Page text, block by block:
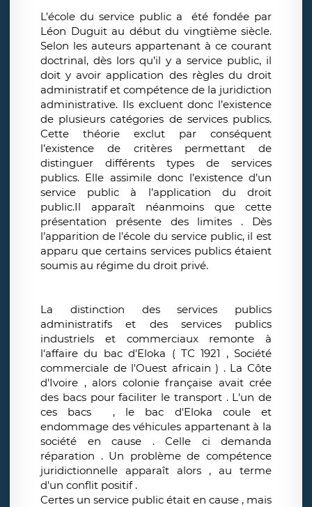
L’école du service public a été fondée par
Léon Duguit au début du vingtième siècle.
Selon les auteurs appartenant à ce courant
doctrinal, dès lors qu’il y a service public, il
doit y avoir application des règles du droit
administratif et compétence de la juridiction
administrative. Ils excluent donc l’existence
de plusieurs catégories de services publics.
Cette théorie exclut par conséquent
l’existence de critères permettant de
distinguer différents types de services
publics. Elle assimile donc l’existence d’un
service public à l’application du droit
public.Il apparaît néanmoins que cette
présentation présente des limites . Dès
l’apparition de l’école du service public, il est
apparu que certains services publics étaient
soumis au régime du droit privé.
La distinction des services publics
administratifs et des services publics
industriels et commerciaux remonte à
l'affaire du bac d'Eloka ( TC 1921 , Société
commerciale de l'Ouest africain ) . La Côte
d'Ivoire , alors colonie française avait crée
des bacs pour faciliter le transport . L'un de
ces bacs , le bac d'Eloka coule et
endommage des véhicules appartenant à la
société en cause . Celle ci demanda
réparation . Un problème de compétence
juridictionnelle apparaît alors , au terme
d'un conflit positif .
Certes un service public était en cause , mais